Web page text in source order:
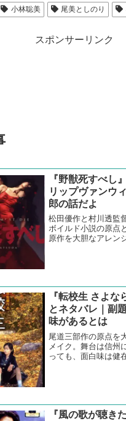
小林聡美 尾美としのり
スポンサーリンク
『野獣死すべし
リップヴァンウ
郎の話だよ
松田優作と村川透監
ボイルド小説の原点
原作を大胆なアレン
『転校生 さよな
とネタバレ｜副
味があるとは
尾道三部作の原点を
メイク。舞台は信州
っても、面白味は健
『風の歌が聴き